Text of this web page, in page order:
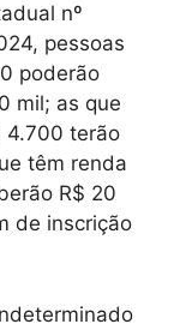
nº
pessoas
poderão
mil; as que
4.700 terão
têm renda
R$ 20
de inscrição